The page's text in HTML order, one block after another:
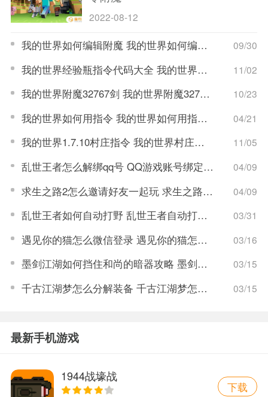
2022-08-12
我的世界如何编辑附魔 我的世界如何编辑附魔属性 09/30
我的世界经验瓶指令代码大全 我的世界经验瓶指令代码是什么 11/02
我的世界附魔32767剑 我的世界附魔32767剑教程 10/23
我的世界如何用指令 我的世界如何用指令附魔锋利10000的钻石剑 04/21
我的世界1.7.10村庄指令 我的世界村庄指令是什么 11/05
乱世王者怎么解绑qq号 QQ游戏账号绑定解除流程 04/09
求生之路2怎么邀请好友一起玩 求生之路2游戏联机教程 04/09
乱世王者如何自动打野 乱世王者自动打野开启步骤 03/31
遇见你的猫怎么微信登录 遇见你的猫怎么更改登录账号 03/16
墨剑江湖如何挡住和尚的暗器攻略 墨剑江湖暗器解锁攻略 03/15
千古江湖梦怎么分解装备 千古江湖梦怎么获取拆毁药圃任务 03/15
最新手机游戏
1944战壕战
下载